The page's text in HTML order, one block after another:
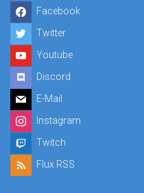
Facebook
Twitter
Youtube
Discord
E-Mail
Instagram
Twitch
Flux RSS